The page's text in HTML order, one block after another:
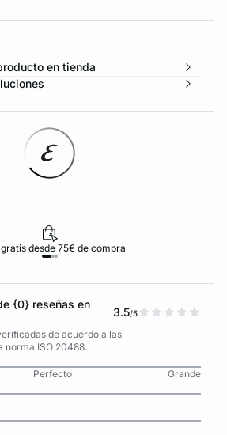
en tienda
desde 75€ de compra
{0} reseñas en
3.5/5
de acuerdo a las
norma ISO 20488.
Perfecto
Grande